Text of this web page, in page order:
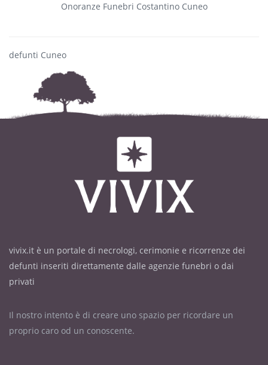
Onoranze Funebri Costantino Cuneo
defunti Cuneo
vivix.it è un portale di necrologi, cerimonie e ricorrenze dei
defunti inseriti direttamente dalle agenzie funebri o dai
privati
Il nostro intento è di creare uno spazio per ricordare un
proprio caro od un conoscente.